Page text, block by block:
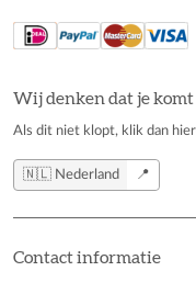
Wij denken dat je
Als dit niet klopt, klik dan
🇳🇱 Nederland 📍
Contact informatie